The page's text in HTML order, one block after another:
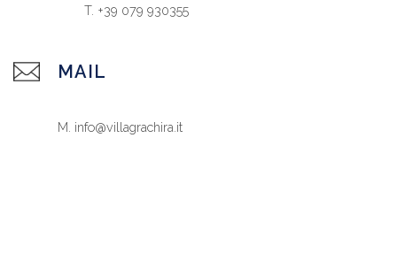
T. +39 079 930355
MAIL
M. info@villagrachira.it